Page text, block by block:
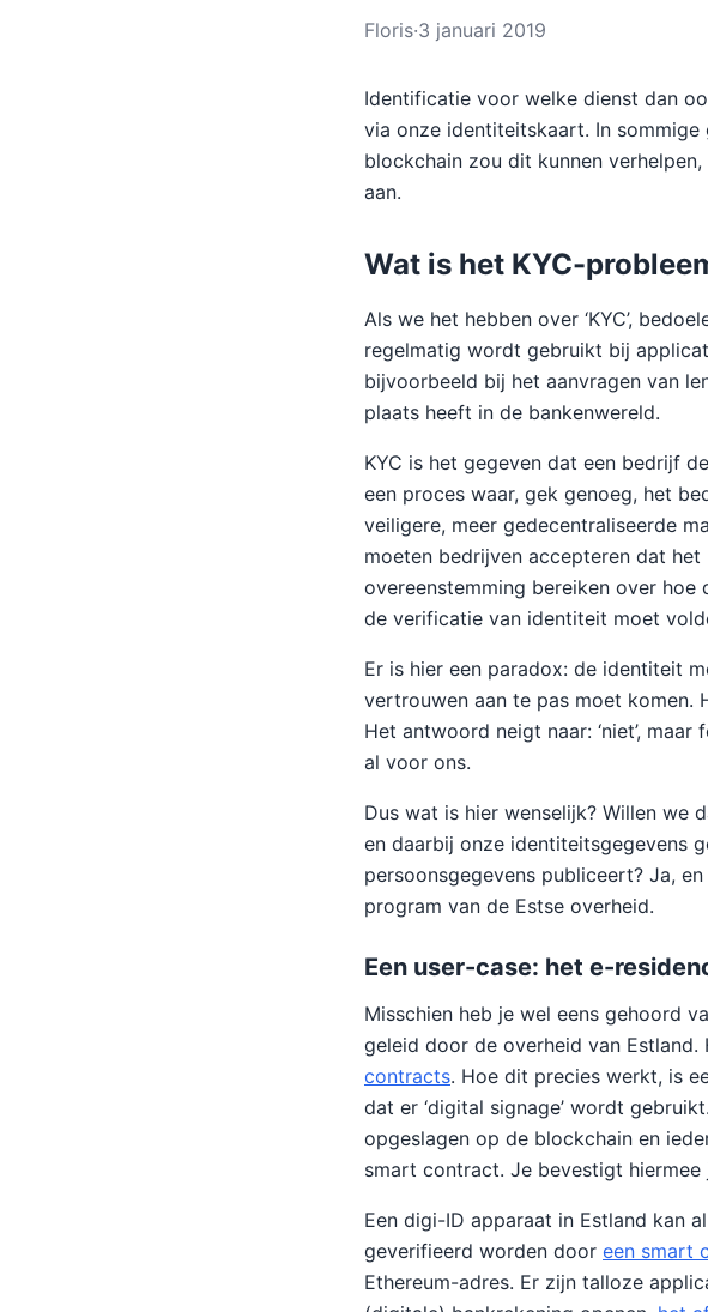
Floris·3 januari 2019
Identificatie voor welke dienst dan
via onze identiteitskaart. In
blockchain zou dit kunnen
aan.
Wat is het KYC-
Als we het hebben over ‘KYC’,
regelmatig wordt gebruikt bij
bijvoorbeeld bij het aanvragen van
plaats heeft in de bankenwereld.
KYC is het gegeven dat een bedrijf
een proces waar, gek genoeg, het
veiligere, meer gedecentraliseerde
moeten bedrijven accepteren dat
overeenstemming bereiken over
de verificatie van identiteit moet
Er is hier een paradox: de identiteit
vertrouwen aan te pas moet komen.
Het antwoord neigt naar: ‘niet’,
al voor ons.
Dus wat is hier wenselijk? Willen we
en daarbij onze identiteitsgegevens
persoonsgegevens publiceert? Ja,
program van de Estse overheid.
Een user-case: het e-
Misschien heb je wel eens gehoord
geleid door de overheid van
contracts. Hoe dit precies werkt, is
dat er ‘digital signage’ wordt
opgeslagen op de blockchain en
smart contract. Je bevestigt hiermee
Een digi-ID apparaat in Estland kan
geverifieerd worden door een smart
Ethereum-adres. Er zijn talloze